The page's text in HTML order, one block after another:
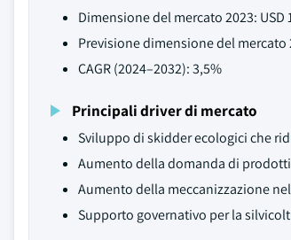
Dimensione del mercato 2023: USD
Previsione dimensione del mercato
CAGR (2024–2032): 3,5%
Principali driver di mercato
Sviluppo di skidder ecologici che
Aumento della domanda di
Aumento della meccanizzazione
Supporto governativo per la